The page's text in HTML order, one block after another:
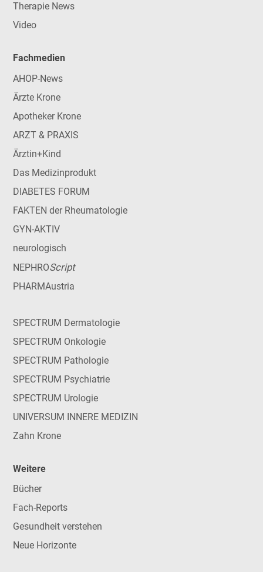
Therapie News
Video
Fachmedien
AHOP-News
Ärzte Krone
Apotheker Krone
ARZT & PRAXIS
Ärztin+Kind
Das Medizinprodukt
DIABETES FORUM
FAKTEN der Rheumatologie
GYN-AKTIV
neurologisch
NEPHROScript
PHARMAustria
SPECTRUM Dermatologie
SPECTRUM Onkologie
SPECTRUM Pathologie
SPECTRUM Psychiatrie
SPECTRUM Urologie
UNIVERSUM INNERE MEDIZIN
Zahn Krone
Weitere
Bücher
Fach-Reports
Gesundheit verstehen
Neue Horizonte